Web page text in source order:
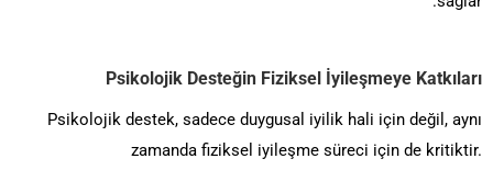
Psikolojik Desteğin Fiziksel İyileşmeye Katkıları
Psikolojik destek, sadece duygusal iyilik hali için değil, aynı
zamanda fiziksel iyileşme süreci için de kritiktir.